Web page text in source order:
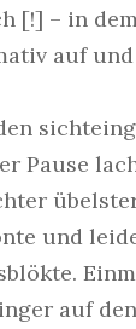
[!] – in
auf
Pause
und
auf